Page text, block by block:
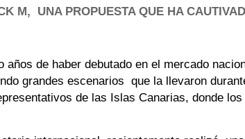
M, UNA PROPUESTA QUE HA
años de haber debutado en el mercado
grandes escenarios que la llevaron
de las Islas Canarias, donde